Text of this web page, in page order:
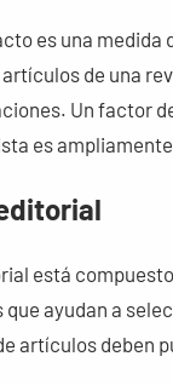
es una medida
artículos de una
Un factor
es
está
ayudan a
artículos deben